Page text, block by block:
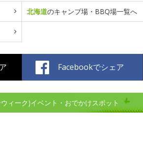
北海道のキャンプ場・BBQ場一覧へ
Facebookでシェア
ィーク)イベント・おでかけスポット